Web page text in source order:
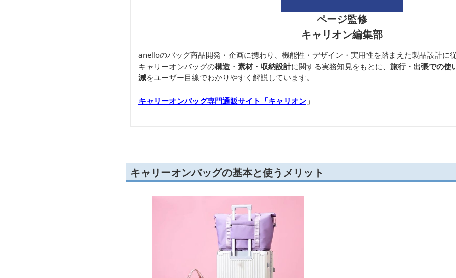
anelloのバッグ商品開発・企画に携わり、機能性・デザイン・実用性を踏まえた製品設計に
キャリーオンバッグの構造・素材・収納設計に関する実務知見をもとに、旅行・出張での使
キャリーオンバッグ専門通販サイト「キャリオン